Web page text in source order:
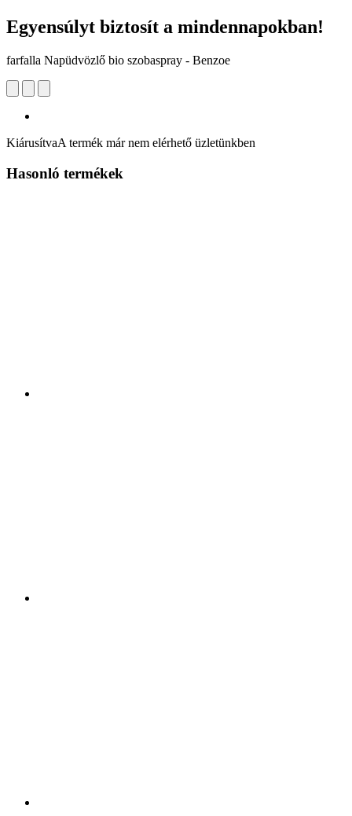
Egyensúlyt biztosít a mindennapokban!
farfalla Napüdvözlő bio szobaspray - Benzoe
KiárusítvaA termék már nem elérhető üzletünkben
Hasonló termékek